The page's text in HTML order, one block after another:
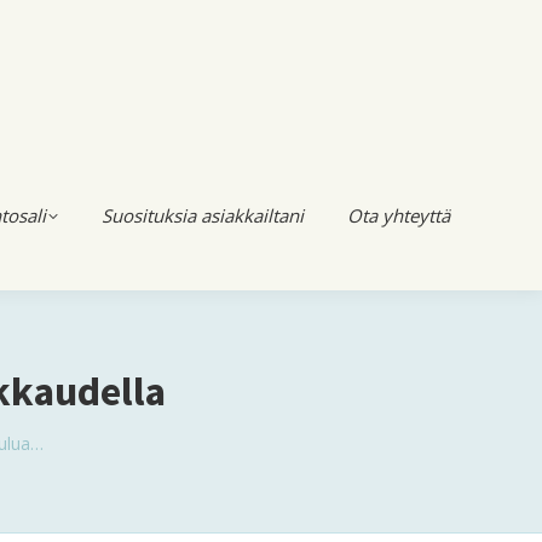
Suosituksia asiakkailtani Ota yhteyttä